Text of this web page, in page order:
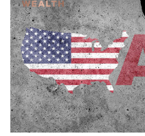
สามารถติดตาม
ผ่านแอปพลิเคชันต่างๆ ที่คุ
TAGS: China H&M